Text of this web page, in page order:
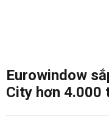
Eurowindow
City hơn 4.000